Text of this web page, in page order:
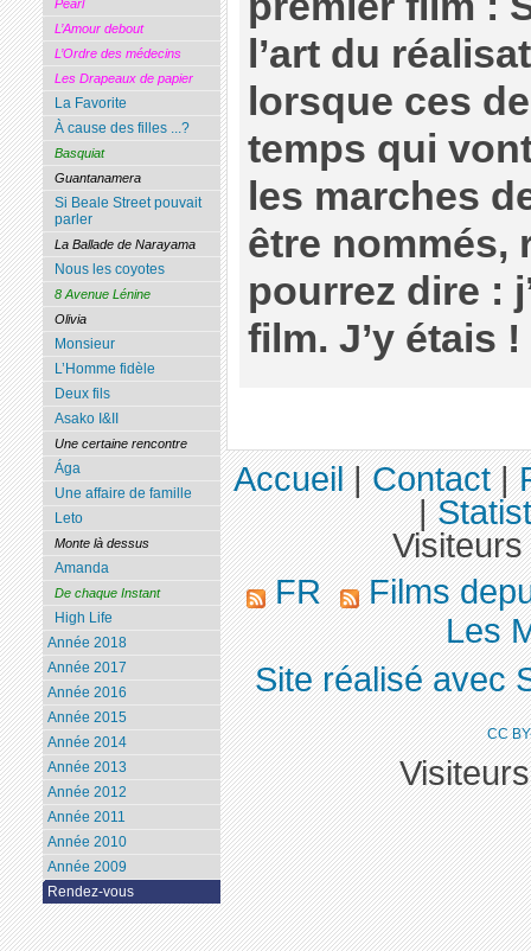
l’art du
lorsque ces
temps qui
les marches
être nommés,
pourrez dire :
film. J’y étais !
Pearl
L’Amour debout
L’Ordre des médecins
Les Drapeaux de papier
La Favorite
À cause des filles ...?
Basquiat
Guantanamera
Si Beale Street pouvait
parler
La Ballade de Narayama
Nous les coyotes
8 Avenue Lénine
Olivia
Monsieur
L’Homme fidèle
Deux fils
Asako I&II
Une certaine rencontre
Ága
Une affaire de famille
Leto
Monte là dessus
Amanda
De chaque Instant
High Life
Année 2018
Année 2017
Année 2016
Année 2015
Année 2014
Année 2013
Année 2012
Année 2011
Année 2010
Année 2009
Rendez-vous
Accueil|Contact|
|
FR
Films
Les
Site réalisé avec
CC